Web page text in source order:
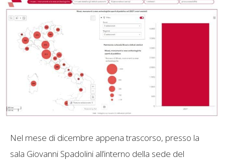
Nel mese di dicembre appena trascorso, presso la
sala Giovanni Spadolini all’interno della sede del